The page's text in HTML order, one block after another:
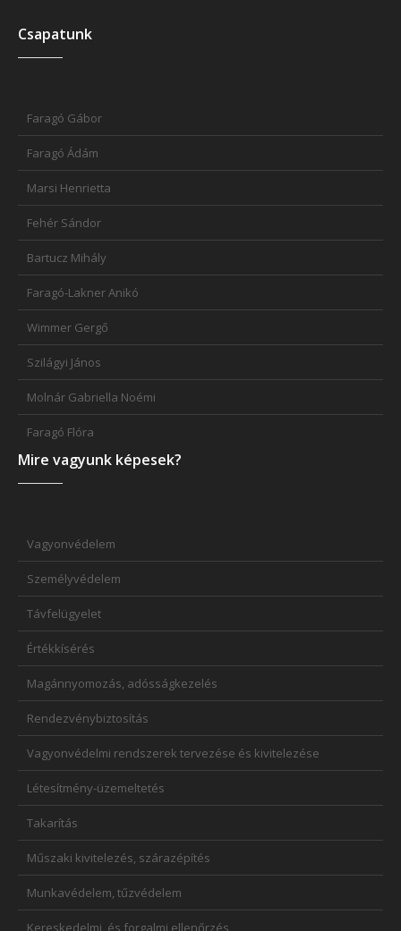
Csapatunk
Faragó Gábor
Faragó Ádám
Marsi Henrietta
Fehér Sándor
Bartucz Mihály
Faragó-Lakner Anikó
Wimmer Gergő
Szilágyi János
Molnár Gabriella Noémi
Faragó Flóra
Mire vagyunk képesek?
Vagyonvédelem
Személyvédelem
Távfelügyelet
Értékkísérés
Magánnyomozás, adósságkezelés
Rendezvénybiztosítás
Vagyonvédelmi rendszerek tervezése és kivitelezése
Létesítmény-üzemeltetés
Takarítás
Műszaki kivitelezés, szárazépítés
Munkavédelem, tűzvédelem
Kereskedelmi, és forgalmi ellenőrzés